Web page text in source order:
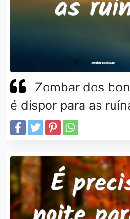
Zombar dos
é dispor para as